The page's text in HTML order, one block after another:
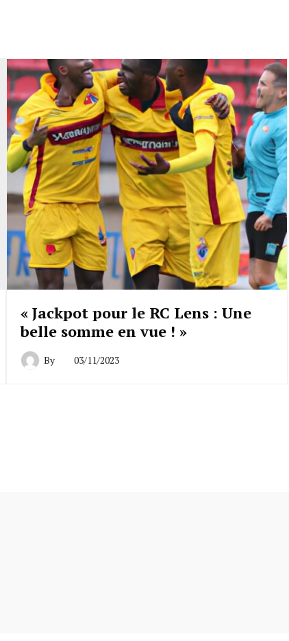
« Jackpot pour le RC Lens : Une
belle somme en vue ! »
By 03/11/2023